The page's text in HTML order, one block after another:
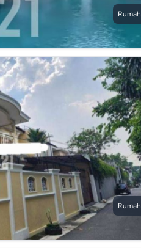
Rumah
Rumah